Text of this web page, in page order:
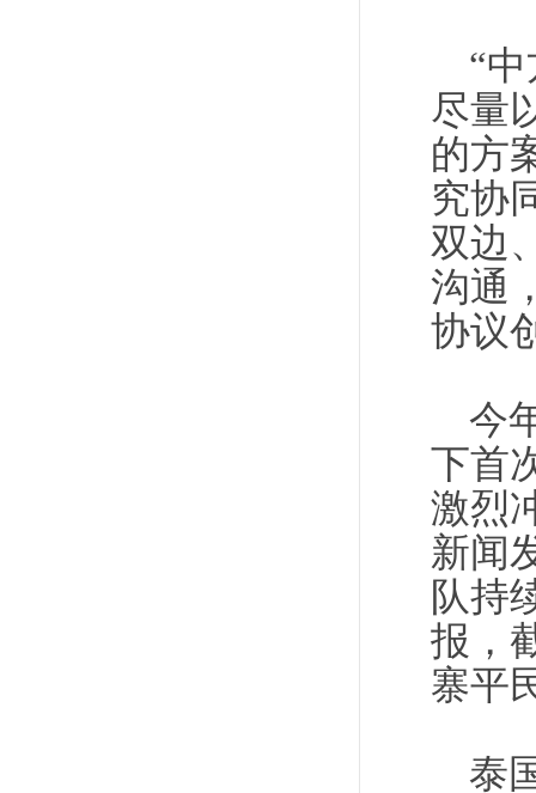
“
尽量
的方
究协
双边
沟通
协议
今
下首
激烈
新闻
队持
报，
寨平
泰